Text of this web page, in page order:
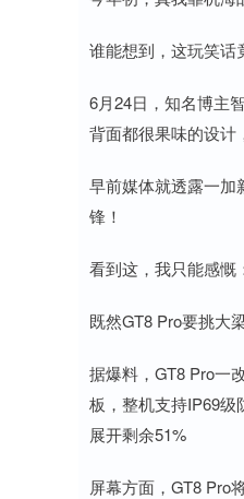
谁能想到，这玩笑话
6月24日，知名博主
背面都很果味的设计
早前媒体就透露一加
锋！
看到这，我只能感慨
既然GT8 Pro要挑大
据爆料，GT8 Pro一
板，整机支持IP69级
展开剩余51%
屏幕方面，GT8 Pro